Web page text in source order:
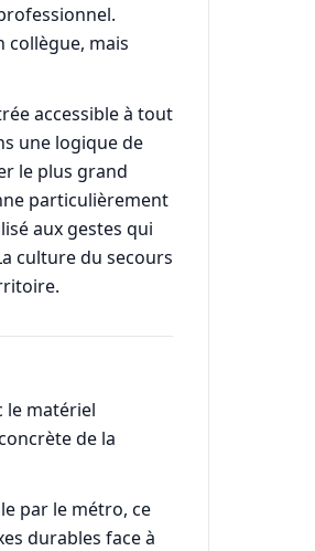
collègue, mais
accessible à tout
une logique de
le plus grand
particulièrement
aux gestes qui
culture du secours
le matériel
de la
par le métro, ce
durables face à